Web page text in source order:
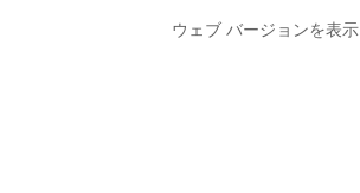
ウェブ バージョンを表示